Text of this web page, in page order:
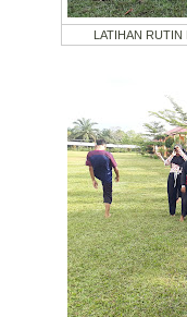
LATIHAN RUTIN